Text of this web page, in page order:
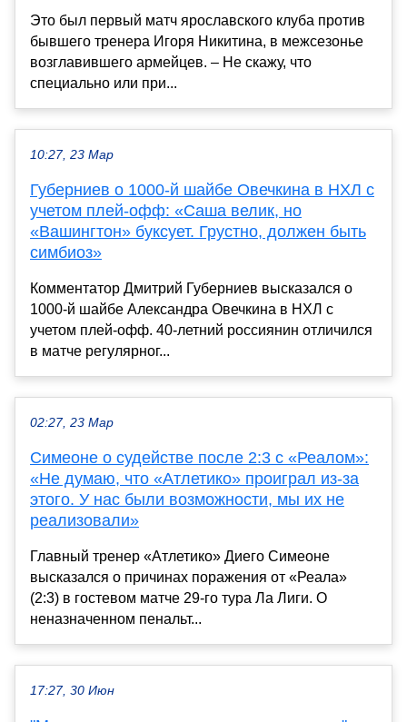
Это был первый матч ярославского клуба против
бывшего тренера Игоря Никитина, в межсезонье
возглавившего армейцев. – Не скажу, что
специально или при...
10:27, 23 Мар
Губерниев о 1000-й шайбе Овечкина в НХЛ с
учетом плей-офф: «Саша велик, но
«Вашингтон» буксует. Грустно, должен быть
симбиоз»
Комментатор Дмитрий Губерниев высказался о
1000-й шайбе Александра Овечкина в НХЛ с
учетом плей-офф. 40-летний россиянин отличился
в матче регулярног...
02:27, 23 Мар
Симеоне о судействе после 2:3 с «Реалом»:
«Не думаю, что «Атлетико» проиграл из-за
этого. У нас были возможности, мы их не
реализовали»
Главный тренер «Атлетико» Диего Симеоне
высказался о причинах поражения от «Реала»
(2:3) в гостевом матче 29-го тура Ла Лиги. О
неназначенном пенальт...
17:27, 30 Июн